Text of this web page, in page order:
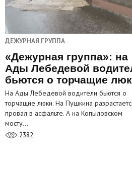
ДЕЖУРНАЯ ГРУППА
«Дежурная группа»: на
Ады Лебедевой
бьются о торчащие
На Ады Лебедевой водители бьются о
торчащие люки. На Пушкина
провал в асфальте. А на Копыловском
мосту…
2382